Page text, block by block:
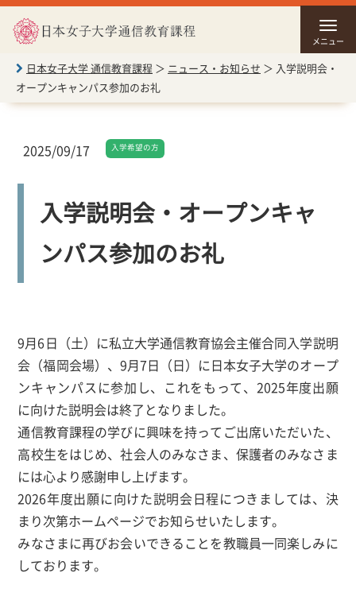
メニュー
日本女子大学 通信教育課程 ＞ ニュース・お知らせ ＞ 入学説明会・
オープンキャンパス参加のお礼
2025/09/17 入学希望の方
入学説明会・オープンキャ
ンパス参加のお礼
9月6日（土）に私立大学通信教育協会主催合同入学説明
会（福岡会場）、9月7日（日）に日本女子大学のオープ
ンキャンパスに参加し、これをもって、2025年度出願
に向けた説明会は終了となりました。
通信教育課程の学びに興味を持ってご出席いただいた、
高校生をはじめ、社会人のみなさま、保護者のみなさま
には心より感謝申し上げます。
2026年度出願に向けた説明会日程につきましては、決
まり次第ホームページでお知らせいたします。
みなさまに再びお会いできることを教職員一同楽しみに
しております。